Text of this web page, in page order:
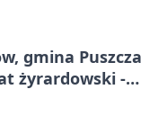
gmina Puszcza
żyrardowski -